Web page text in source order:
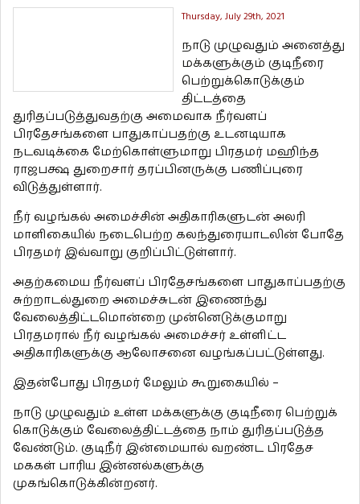
Thursday, July 29th, 2021
நாடு முழுவதும் அனைத்து
மக்களுக்கும் குடிநீரை
பெற்றுக்கொடுக்கும்
திட்டத்தை
துரிதப்படுத்துவதற்கு அமைவாக நீர்வளப்
பிரதேசங்களை பாதுகாப்பதற்கு உடனடியாக
நடவடிக்கை மேற்கொள்ளுமாறு பிரதமர் மஹிந்த
ராஜபக்ஷ துறைசார் தரப்பினருக்கு பணிப்புரை
விடுத்துள்ளார்.
நீர் வழங்கல் அமைச்சின் அதிகாரிகளுடன் அலரி
மாளிகையில் நடைபெற்ற கலந்துரையாடலின் போதே
பிரதமர் இவ்வாறு குறிப்பிட்டுள்ளார்.
அதற்கமைய நீர்வளப் பிரதேசங்களை பாதுகாப்பதற்கு
சுற்றாடல்துறை அமைச்சுடன் இணைந்து
வேலைத்திட்டமொன்றை முன்னெடுக்குமாறு
பிரதமரால் நீர் வழங்கல் அமைச்சர் உள்ளிட்ட
அதிகாரிகளுக்கு ஆலோசனை வழங்கப்பட்டுள்ளது.
இதன்போது பிரதமர் மேலும் கூறுகையில் –
நாடு முழுவதும் உள்ள மக்களுக்கு குடிநீரை பெற்றுக்
கொடுக்கும் வேலைத்திட்டத்தை நாம் துரிதப்படுத்த
வேண்டும். குடிநீர் இன்மையால் வறண்ட பிரதேச
மககள் பாரிய இன்னல்களுக்கு
முகங்கொடுக்கின்றனர்.